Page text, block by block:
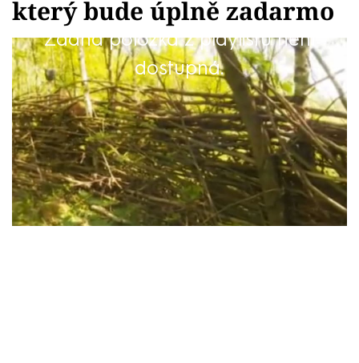
Témata
Bydlení
Zahrada
Design
Sledujte prima+
Přihlášení
který bude úplně zadarmo
Žádná položka z playlistu není
dostupná.
Vtipný nápad, jak využít přírodu, kterou
máme kolem sebe.